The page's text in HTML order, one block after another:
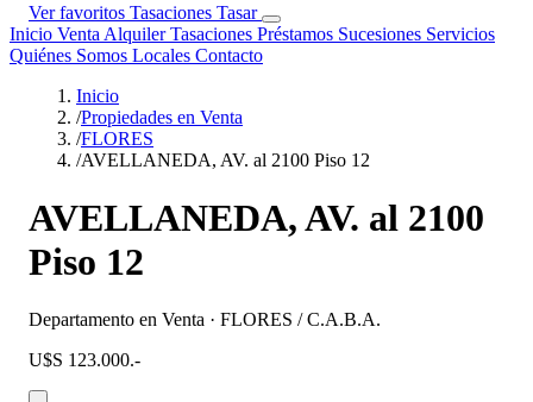
Ver favoritos Tasaciones Tasar
Inicio Venta AlquilerTasaciones Préstamos Sucesiones Servicios
Quiénes Somos Locales Contacto
Inicio
/Propiedades en Venta
/FLORES
/AVELLANEDA, AV. al 2100 Piso 12
AVELLANEDA, AV. al 2100
Piso 12
Departamento en Venta · FLORES / C.A.B.A.
U$S 123.000.-